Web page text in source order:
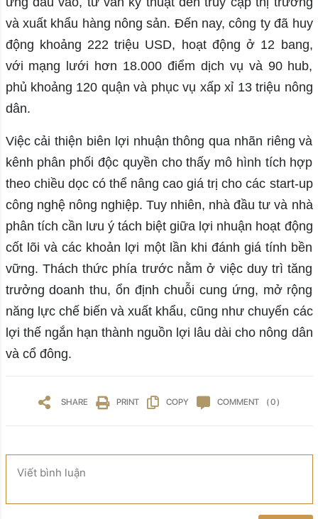
và xuất khẩu hàng nông sản. Đến nay, công ty đã huy
động khoảng 222 triệu USD, hoạt động ở 12 bang,
với mạng lưới hơn 18.000 điểm dịch vụ và 90 hub,
phủ khoảng 120 quận và phục vụ xấp xỉ 13 triệu nông
dân.
Việc cải thiện biên lợi nhuận thông qua nhãn riêng và
kênh phân phối độc quyền cho thấy mô hình tích hợp
theo chiều dọc có thể nâng cao giá trị cho các start-up
công nghệ nông nghiệp. Tuy nhiên, nhà đầu tư và nhà
phân tích cần lưu ý tách biệt giữa lợi nhuận hoạt động
cốt lõi và các khoản lợi một lần khi đánh giá tính bền
vững. Thách thức phía trước nằm ở việc duy trì tăng
trưởng doanh thu, ổn định chuỗi cung ứng, mở rộng
năng lực chế biến và xuất khẩu, cũng như chuyển các
lợi thế ngắn hạn thành nguồn lợi lâu dài cho nông dân
và cổ đông.
SHARE PRINT COPY COMMENT ( 0 )
Viết bình luận